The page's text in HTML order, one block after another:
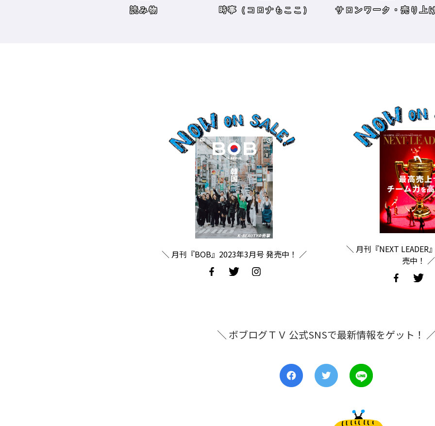
リックス）／神奈川県鎌
倉市］の場合－
読み物 時事（コロナもここ） サロンワーク・売り上
＼ 月刊『BOB』2023年3月号 発売中！ ／
＼ 月刊『NEXT LEADER
売中！ ／
＼ ボブログＴＶ 公式SNSで最新情報をゲット！